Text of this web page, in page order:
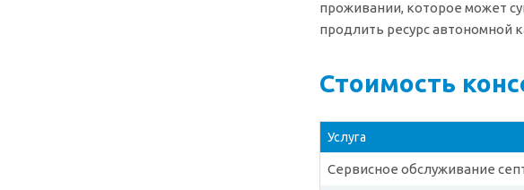
проживании, которое может
продлить ресурс автономной
Стоимость
Услуга
Сервисное обслуживание